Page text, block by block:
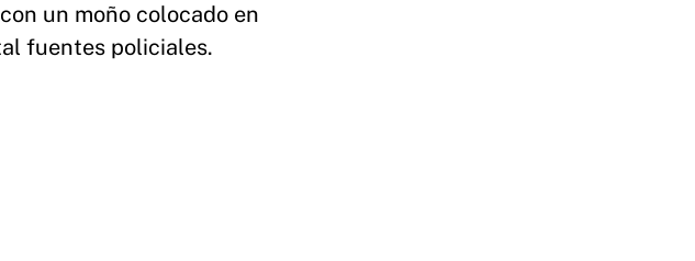
un moño colocado en
fuentes policiales.